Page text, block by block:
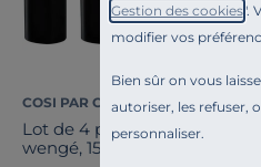
Gestion des cookies".
modifier vos
Bien sûr on vous
autoriser, les refuser,
personnaliser.
COSI PAR CAMIF
Lot de 4 pieds cylindre
wengé, 15 cm